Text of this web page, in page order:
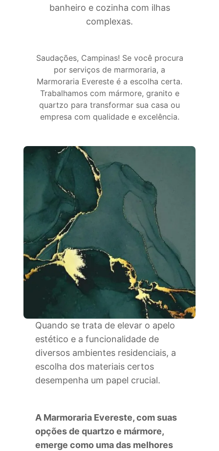
banheiro e cozinha com ilhas
complexas.
Saudações, Campinas! Se você procura
por serviços de marmoraria, a
Marmoraria Evereste é a escolha certa.
Trabalhamos com mármore, granito e
quartzo para transformar sua casa ou
empresa com qualidade e excelência.
Quando se trata de elevar o apelo
estético e a funcionalidade de
diversos ambientes residenciais, a
escolha dos materiais certos
desempenha um papel crucial.
A Marmoraria Evereste, com suas
opções de quartzo e mármore,
emerge como uma das melhores